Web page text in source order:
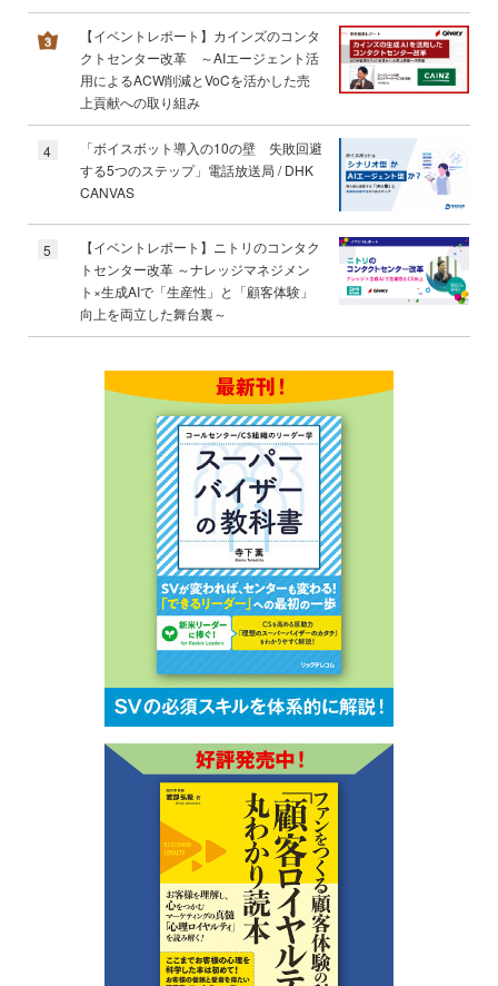
【イベントレポート】カインズのコンタ
クトセンター改革 ～AIエージェント活
用によるACW削減とVoCを活かした売
上貢献への取り組み
4
「ボイスボット導入の10の壁 失敗回避
する5つのステップ」電話放送局 / DHK
CANVAS
5
【イベントレポート】ニトリのコンタク
トセンター改革 ～ナレッジマネジメン
ト×生成AIで「生産性」と「顧客体験」
向上を両立した舞台裏～